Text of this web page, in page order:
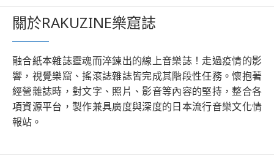
關於RAKUZINE樂窟誌
融合紙本雜誌靈魂而淬鍊出的線上音樂誌！走過疫情的影
響，視覺樂窟、搖滾誌雜誌皆完成其階段性任務。懷抱著
經營雜誌時，對文字、照片、影音等內容的堅持，整合各
項資源平台，製作兼具廣度與深度的日本流行音樂文化情
報站。